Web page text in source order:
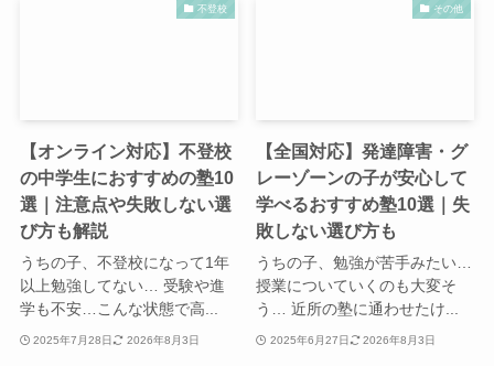
不登校
【オンライン対応】不登校
の中学生におすすめの塾10
選｜注意点や失敗しない選
び方も解説
うちの子、不登校になって1年
以上勉強してない… 受験や進
学も不安…こんな状態で高...
2025年7月28日 2026年8月3日
その他
【全国対応】発達障害・グ
レーゾーンの子が安心して
学べるおすすめ塾10選｜失
敗しない選び方も
うちの子、勉強が苦手みたい…
授業についていくのも大変そ
う… 近所の塾に通わせたけ...
2025年6月27日 2026年8月3日